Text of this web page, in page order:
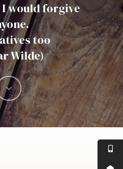
would forgive
too
Wilde)